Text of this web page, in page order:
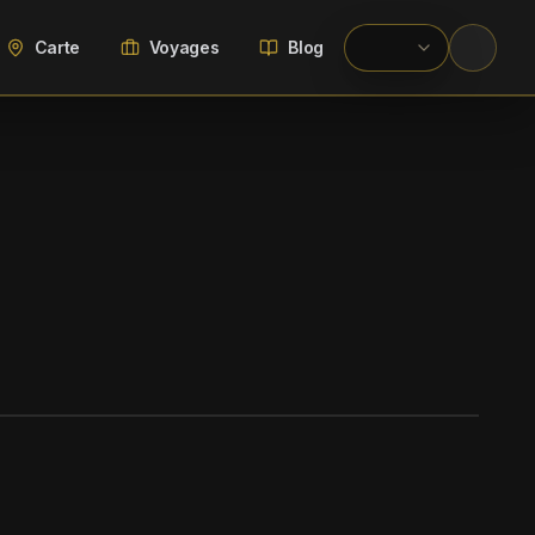
Carte Voyages Blog